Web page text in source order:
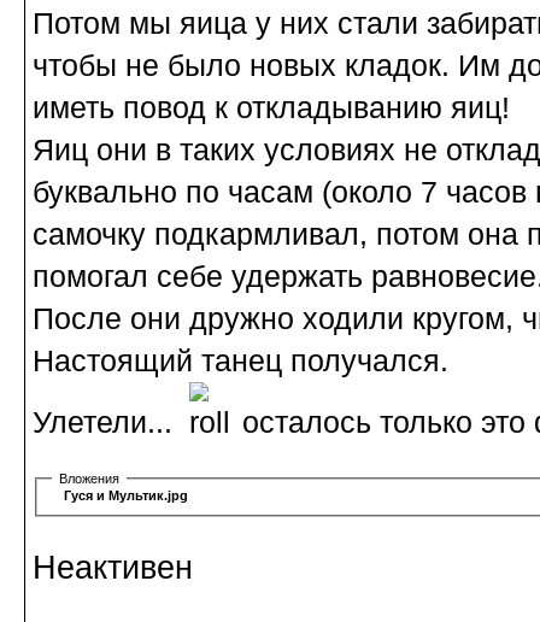
Потом мы яица у них стали
чтобы не было новых кладок. Им
иметь повод к откладыванию яиц!
Яиц они в таких условиях не
буквально по часам (около 7
самочку подкармливал, потом она
помогал себе удержать
После они дружно ходили кругом,
Настоящий танец получался.
Улетели...
осталось только это
Вложения
Гуся и Мультик.jpg
Неактивен